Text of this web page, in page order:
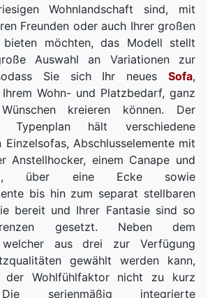
Wohnlandschaft sind, mit
Freunden oder auch Ihrer großen
bieten möchten, das Modell stellt
Auswahl an Variationen zur
Sie sich Ihr neues Sofa,
Wohn- und Platzbedarf, ganz
kreieren können. Der
Typenplan hält verschiedene
Einzelsofas, Abschlusselemente mit
Anstellhocker, einem Canape und
über eine Ecke sowie
bis hin zum separat stellbaren
bereit und Ihrer Fantasie sind so
gesetzt. Neben dem
aus drei zur Verfügung
gewählt werden kann,
der Wohlfühlfaktor nicht zu kurz
serienmäßig integrierte